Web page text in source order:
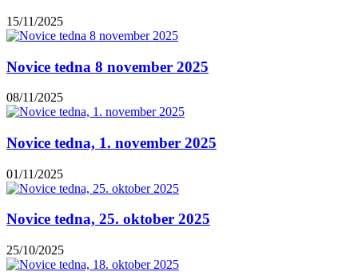
15/11/2025
Novice tedna 8 november 2025
08/11/2025
Novice tedna, 1. november 2025
01/11/2025
Novice tedna, 25. oktober 2025
25/10/2025